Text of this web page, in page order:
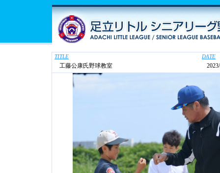
TITLE DATE
工藤公康氏野球教室